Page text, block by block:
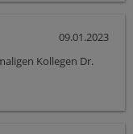
09.01.2023
Kollegen Dr.